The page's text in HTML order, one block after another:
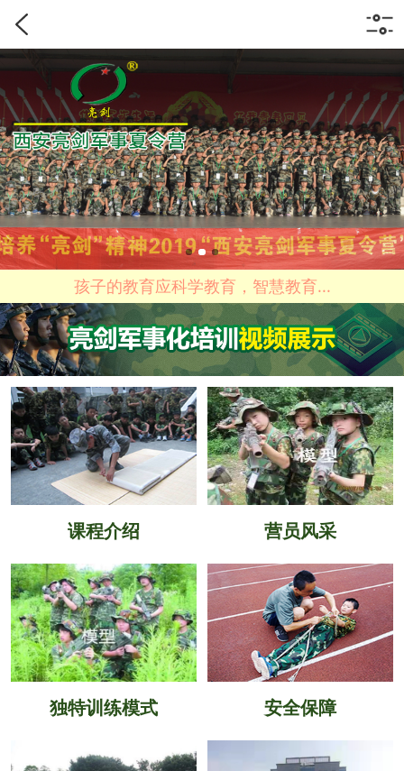
孩子的教育应科学教育，智慧教育...
课程介绍 营员风采
独特训练模式 安全保障